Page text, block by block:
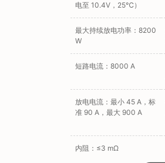
电至 10.4V，25℃）
最大持续放电功率：8200
W
短路电流：8000 A
放电电流：最小 45 A，标
准 90 A，最大 900 A
内阻：≤3 mΩ